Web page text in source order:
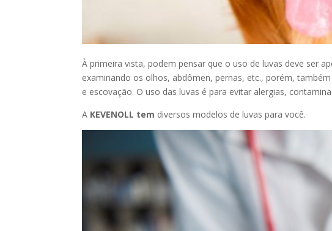
À primeira vista, podem pensar que o uso de luvas deve ser
examinando os olhos, abdômen, pernas, etc., porém,
e escovação. O uso das luvas é para evitar alergias,
A KEVENOLL tem diversos modelos de luvas para você.